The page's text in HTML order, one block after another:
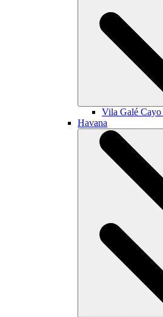
Vila Galé Cayo
Havana